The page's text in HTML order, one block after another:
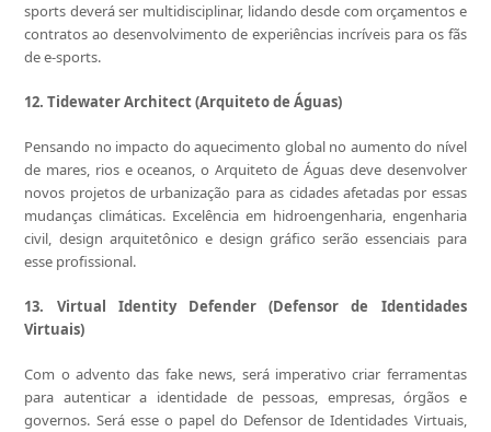
sports deverá ser multidisciplinar, lidando desde com orçamentos e
contratos ao desenvolvimento de experiências incríveis para os fãs
de e-sports.
12. Tidewater Architect (Arquiteto de Águas)
Pensando no impacto do aquecimento global no aumento do nível
de mares, rios e oceanos, o Arquiteto de Águas deve desenvolver
novos projetos de urbanização para as cidades afetadas por essas
mudanças climáticas. Excelência em hidroengenharia, engenharia
civil, design arquitetônico e design gráfico serão essenciais para
esse profissional.
13. Virtual Identity Defender (Defensor de Identidades
Virtuais)
Com o advento das fake news, será imperativo criar ferramentas
para autenticar a identidade de pessoas, empresas, órgãos e
governos. Será esse o papel do Defensor de Identidades Virtuais,